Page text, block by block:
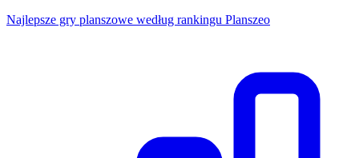
Najlepsze gry planszowe według rankingu Planszeo